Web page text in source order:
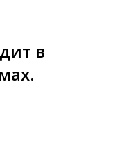
в